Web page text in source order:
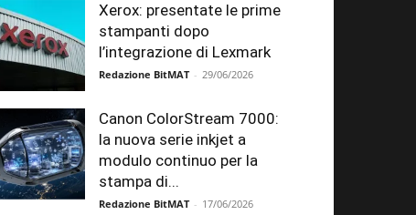
Xerox: presentate le prime
stampanti dopo
l’integrazione di Lexmark
Redazione BitMAT - 29/06/2026
Canon ColorStream 7000:
la nuova serie inkjet a
modulo continuo per la
stampa di...
Redazione BitMAT - 17/06/2026